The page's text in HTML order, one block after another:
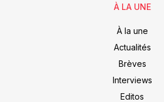
À LA UNE
À la une
Actualités
Brèves
Interviews
Editos